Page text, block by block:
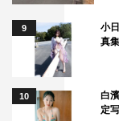
9
小
真
10
白
定